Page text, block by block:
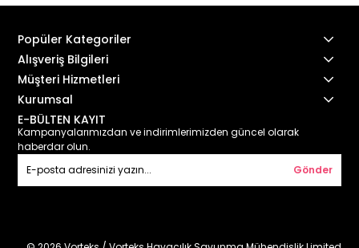
Popüler Kategoriler
Alışveriş Bilgileri
Müşteri Hizmetleri
Kurumsal
E-BÜLTEN KAYIT
Kampanyalarımızdan ve indirimlerimizden güncel olarak
haberdar olun.
Gönder